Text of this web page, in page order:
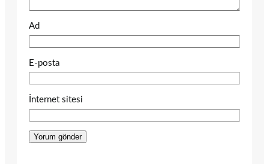
Ad
E-posta
İnternet sitesi